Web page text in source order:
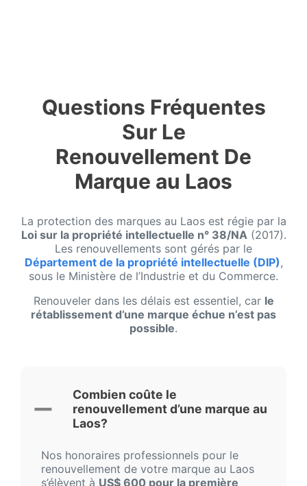
Questions Fréquentes
Sur Le
Renouvellement De
Marque au Laos
La protection des marques au Laos est régie par la
Loi sur la propriété intellectuelle n° 38/NA(2017).
Les renouvellements sont gérés par le
Département de la propriété intellectuelle (DIP),
sous le Ministère de l’Industrie et du Commerce.
Renouveler dans les délais est essentiel, car le
rétablissement d’une marque échue n’est pas
possible.
Combien coûte le
renouvellement d’une marque au
Laos?
Nos honoraires professionnels pour le
renouvellement de votre marque au Laos
s’élèvent à US$ 600 pour la première